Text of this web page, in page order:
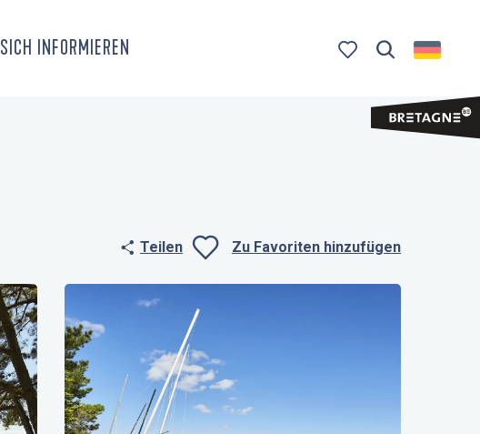
SICH INFORMIEREN
Teilen
Ajouter aux
Zu Favoriten hinzufügen